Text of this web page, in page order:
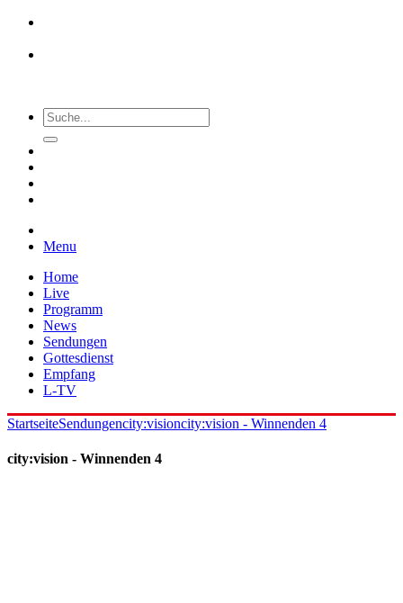
Menu
Home
Live
Programm
News
Sendungen
Gottesdienst
Empfang
L-TV
StartseiteSendungencity:visioncity:vision - Winnenden 4
city:vision - Winnenden 4